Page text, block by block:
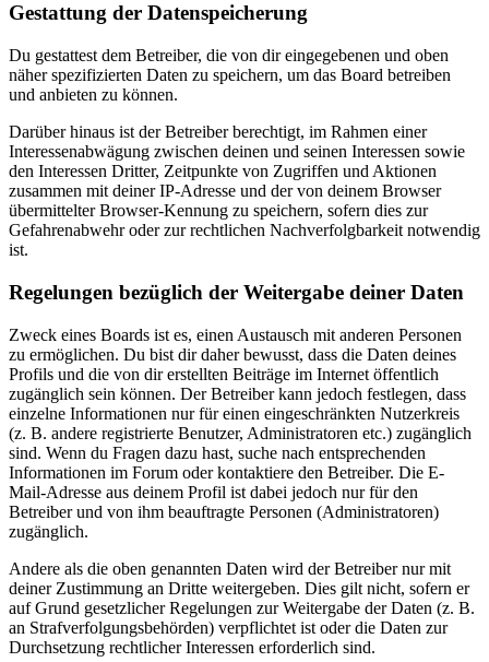
Gestattung der Datenspeicherung
Du gestattest dem Betreiber, die von dir eingegebenen und oben
näher spezifizierten Daten zu speichern, um das Board betreiben
und anbieten zu können.
Darüber hinaus ist der Betreiber berechtigt, im Rahmen einer
Interessenabwägung zwischen deinen und seinen Interessen sowie
den Interessen Dritter, Zeitpunkte von Zugriffen und Aktionen
zusammen mit deiner IP-Adresse und der von deinem Browser
übermittelter Browser-Kennung zu speichern, sofern dies zur
Gefahrenabwehr oder zur rechtlichen Nachverfolgbarkeit notwendig
ist.
Regelungen bezüglich der Weitergabe deiner Daten
Zweck eines Boards ist es, einen Austausch mit anderen Personen
zu ermöglichen. Du bist dir daher bewusst, dass die Daten deines
Profils und die von dir erstellten Beiträge im Internet öffentlich
zugänglich sein können. Der Betreiber kann jedoch festlegen, dass
einzelne Informationen nur für einen eingeschränkten Nutzerkreis
(z. B. andere registrierte Benutzer, Administratoren etc.) zugänglich
sind. Wenn du Fragen dazu hast, suche nach entsprechenden
Informationen im Forum oder kontaktiere den Betreiber. Die E-
Mail-Adresse aus deinem Profil ist dabei jedoch nur für den
Betreiber und von ihm beauftragte Personen (Administratoren)
zugänglich.
Andere als die oben genannten Daten wird der Betreiber nur mit
deiner Zustimmung an Dritte weitergeben. Dies gilt nicht, sofern er
auf Grund gesetzlicher Regelungen zur Weitergabe der Daten (z. B.
an Strafverfolgungsbehörden) verpflichtet ist oder die Daten zur
Durchsetzung rechtlicher Interessen erforderlich sind.